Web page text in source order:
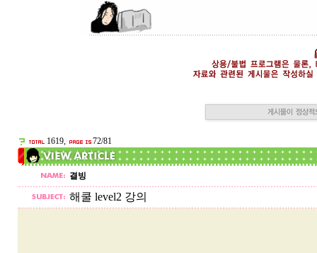
1619, 72/81
결빙
해쿨 level2 강의